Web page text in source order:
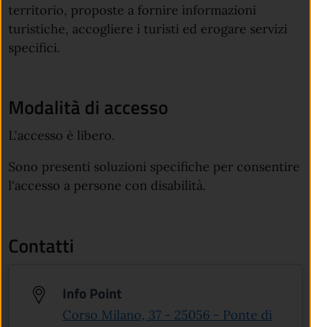
territorio, proposte a fornire informazioni
turistiche, accogliere i turisti ed erogare servizi
specifici.
Modalità di accesso
L'accesso è libero.
Sono presenti soluzioni specifiche per consentire
l'accesso a persone con disabilità.
Contatti
Info Point
Corso Milano, 37 - 25056 - Ponte di